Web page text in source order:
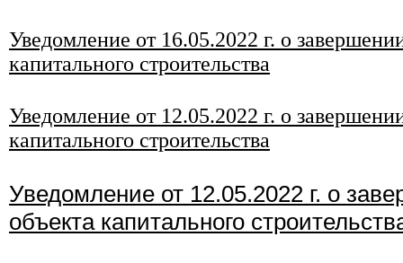
Уведомление от 16.05.2022 г. о
капитального строительства
Уведомление от 12.05.2022 г. о
капитального строительства
Уведомление от 12.05.2022 г. о
объекта капитального